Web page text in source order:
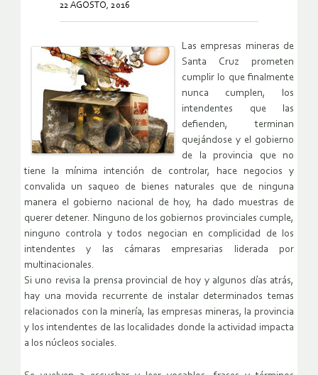
22 AGOSTO, 2016
Las empresas mineras de
Santa Cruz prometen
cumplir lo que finalmente
nunca cumplen, los
intendentes que las
defienden, terminan
quejándose y el gobierno
de la provincia que no
tiene la mínima intención de controlar, hace negocios y
convalida un saqueo de bienes naturales que de ninguna
manera el gobierno nacional de hoy, ha dado muestras de
querer detener. Ninguno de los gobiernos provinciales cumple,
ninguno controla y todos negocian en complicidad de los
intendentes y las cámaras empresarias liderada por
multinacionales.
Si uno revisa la prensa provincial de hoy y algunos días atrás,
hay una movida recurrente de instalar determinados temas
relacionados con la minería, las empresas mineras, la provincia
y los intendentes de las localidades donde la actividad impacta
a los núcleos sociales.